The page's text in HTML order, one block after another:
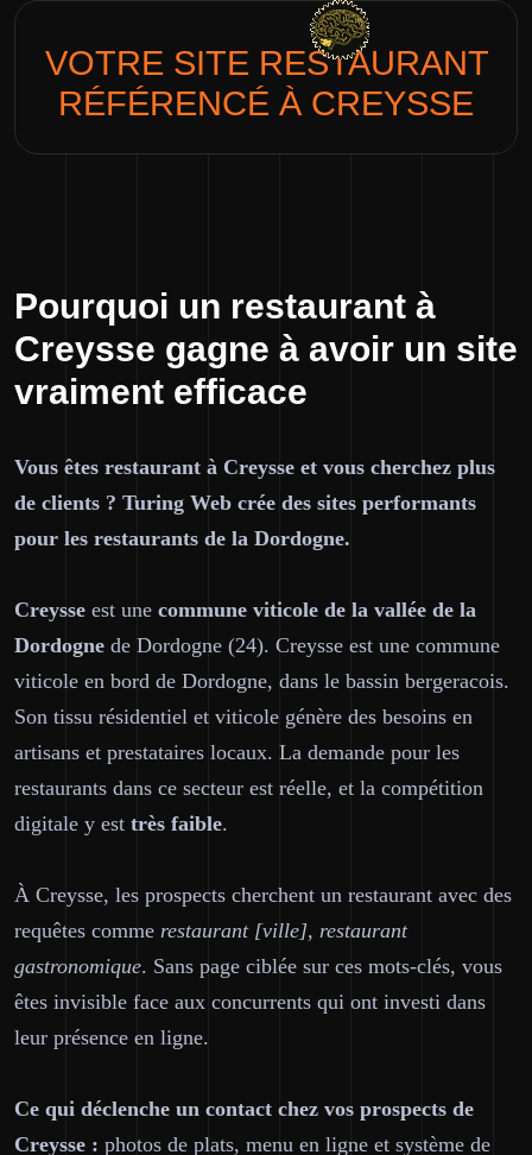
VOTRE SITE RESTAURANT
RÉFÉRENCÉ À CREYSSE
Pourquoi un restaurant à
Creysse gagne à avoir un site
vraiment efficace
Vous êtes restaurant à Creysse et vous cherchez plus
de clients ? Turing Web crée des sites performants
pour les restaurants de la Dordogne.
Creysse est une commune viticole de la vallée de la
Dordogne de Dordogne (24). Creysse est une commune
viticole en bord de Dordogne, dans le bassin bergeracois.
Son tissu résidentiel et viticole génère des besoins en
artisans et prestataires locaux. La demande pour les
restaurants dans ce secteur est réelle, et la compétition
digitale y est très faible.
À Creysse, les prospects cherchent un restaurant avec des
requêtes comme restaurant [ville], restaurant
gastronomique. Sans page ciblée sur ces mots-clés, vous
êtes invisible face aux concurrents qui ont investi dans
leur présence en ligne.
Ce qui déclenche un contact chez vos prospects de
Creysse : photos de plats, menu en ligne et système de